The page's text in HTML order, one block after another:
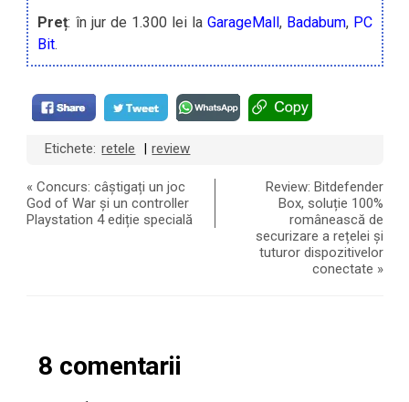
Preț: în jur de 1.300 lei laGarageMall, Badabum, PC
Bit.
Etichete: retele review
«Concurs: câștigați un joc
God of War și un controller
Playstation 4 ediție specială
Review: Bitdefender
Box, soluție 100%
românească de
securizare a rețelei și
tuturor dispozitivelor
conectate »
8 comentarii